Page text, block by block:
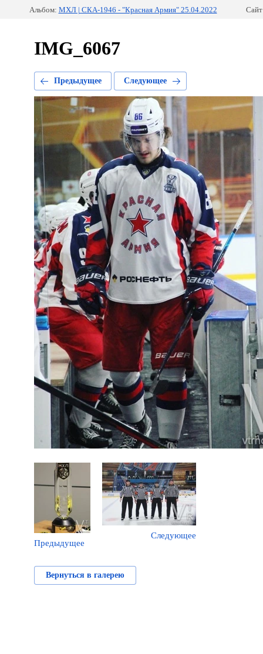
Альбом: МХЛ | СКА-1946 - "Красная Армия" 25.04.2022
IMG_6067
Предыдущее Следующее
Предыдущее
Следующее
Вернуться в галерею